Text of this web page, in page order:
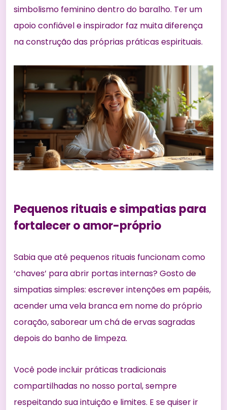
simbolismo feminino dentro do baralho. Ter um
apoio confiável e inspirador faz muita diferença
na construção das próprias práticas espirituais.
Pequenos rituais e simpatias para
fortalecer o amor-próprio
Sabia que até pequenos rituais funcionam como
‘chaves’ para abrir portas internas? Gosto de
simpatias simples: escrever intenções em papéis,
acender uma vela branca em nome do próprio
coração, saborear um chá de ervas sagradas
depois do banho de limpeza.
Você pode incluir práticas tradicionais
compartilhadas no nosso portal, sempre
respeitando sua intuição e limites. E se quiser ir